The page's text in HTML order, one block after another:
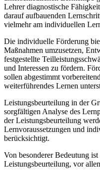
Lehrer diagnostische
darauf aufbauenden
vielmehr am individuellen
Die individuelle Förderung
Maßnahmen umzusetzen,
festgestellte
und Interessen zu fördern.
sollen abgestimmt
weiterführendes Lernen
Leistungsbeurteilung in der
sorgfältigen Analyse des
der Leistungsbeurteilung
Lernvoraussetzungen und
berücksichtigt.
Von besonderer Bedeutung
Leistungsbeurteilung, vor